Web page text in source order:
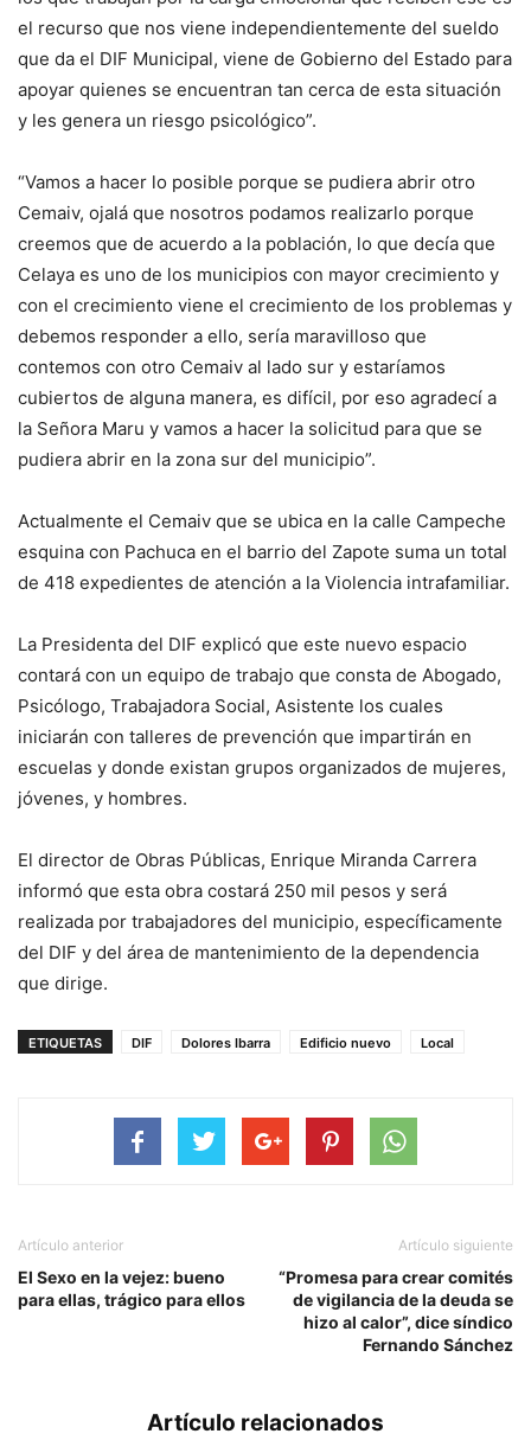
el recurso que nos viene independientemente del sueldo
que da el DIF Municipal, viene de Gobierno del Estado para
apoyar quienes se encuentran tan cerca de esta situación
y les genera un riesgo psicológico”.
“Vamos a hacer lo posible porque se pudiera abrir otro
Cemaiv, ojalá que nosotros podamos realizarlo porque
creemos que de acuerdo a la población, lo que decía que
Celaya es uno de los municipios con mayor crecimiento y
con el crecimiento viene el crecimiento de los problemas y
debemos responder a ello, sería maravilloso que
contemos con otro Cemaiv al lado sur y estaríamos
cubiertos de alguna manera, es difícil, por eso agradecí a
la Señora Maru y vamos a hacer la solicitud para que se
pudiera abrir en la zona sur del municipio”.
Actualmente el Cemaiv que se ubica en la calle Campeche
esquina con Pachuca en el barrio del Zapote suma un total
de 418 expedientes de atención a la Violencia intrafamiliar.
La Presidenta del DIF explicó que este nuevo espacio
contará con un equipo de trabajo que consta de Abogado,
Psicólogo, Trabajadora Social, Asistente los cuales
iniciarán con talleres de prevención que impartirán en
escuelas y donde existan grupos organizados de mujeres,
jóvenes, y hombres.
El director de Obras Públicas, Enrique Miranda Carrera
informó que esta obra costará 250 mil pesos y será
realizada por trabajadores del municipio, específicamente
del DIF y del área de mantenimiento de la dependencia
que dirige.
ETIQUETAS DIF Dolores Ibarra Edificio nuevo Local
Artículo anterior
El Sexo en la vejez: bueno
para ellas, trágico para ellos
Artículo siguiente
“Promesa para crear comités
de vigilancia de la deuda se
hizo al calor”, dice síndico
Fernando Sánchez
Artículo relacionados